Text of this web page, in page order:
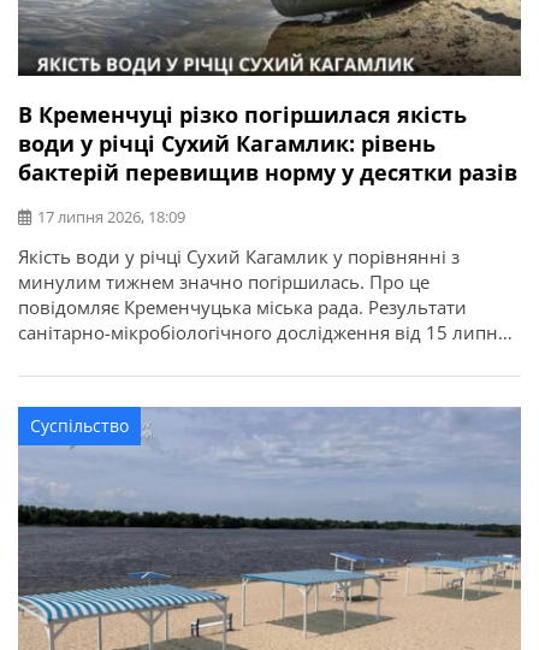
В Кременчуці різко погіршилася якість
води у річці Сухий Кагамлик: рівень
бактерій перевищив норму у десятки разів
17 липня 2026, 18:09
Якість води у річці Сухий Кагамлик у порівнянні з
минулим тижнем значно погіршилась. Про це
повідомляє Кременчуцька міська рада. Результати
санітарно-мікробіологічного дослідження від 15 липня:
виявлені. Індекс ЛКП – це орієнтовний показник, який
свідчить про загальну бактеріологічну забрудненість
водойми. Лактозо-позитивна кишкова паличка при
потраплянні у шлунково-кишковий тракт […]
Суспільство